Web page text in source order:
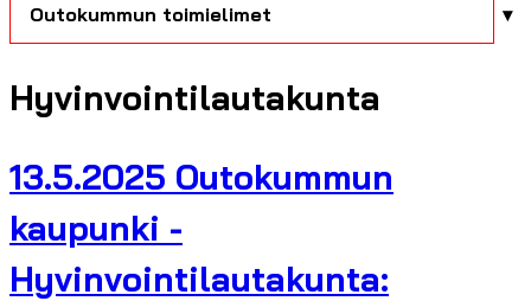
Outokummun toimielimet
Hyvinvointilautakunta
13.5.2025 Outokummun
kaupunki -
Hyvinvointilautakunta: